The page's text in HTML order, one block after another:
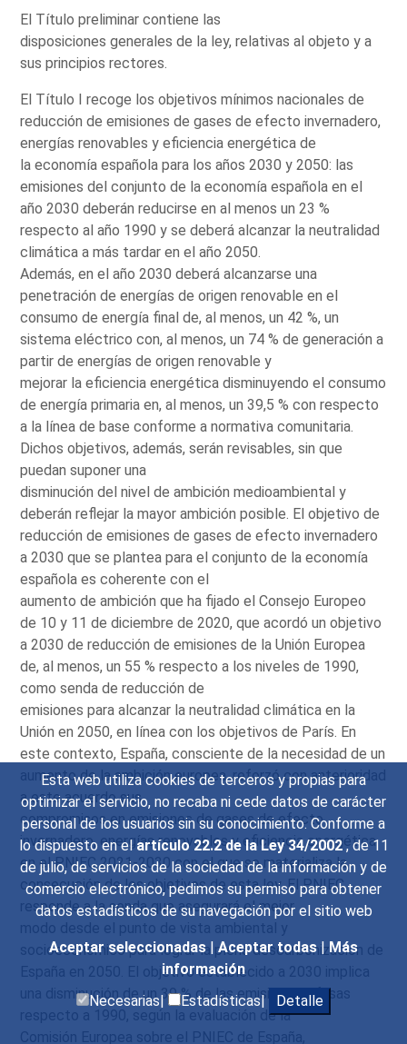
Esta web utiliza cookies de terceros y propias para
optimizar el servicio, no recaba ni cede datos de carácter
personal de los usuarios sin su conocimiento. Conforme a
lo dispuesto en elartículo 22.2 de la Ley 34/2002, de 11
de julio, de servicios de la sociedad de la información y de
comercio electrónico, pedimos su permiso para obtener
datos estadísticos de su navegación por el sitio web
Aceptar seleccionadas|Aceptar todas|Más
información
Necesarias|
Estadísticas| Detalle
El Título preliminar contiene las
disposiciones generales de la ley, relativas al objeto y a
sus principios rectores.
El Título I recoge los objetivos mínimos nacionales de
reducción de emisiones de gases de efecto invernadero,
energías renovables y eficiencia energética de
la economía española para los años 2030 y 2050: las
emisiones del conjunto de la economía española en el
año 2030 deberán reducirse en al menos un 23 %
respecto al año 1990 y se deberá alcanzar la neutralidad
climática a más tardar en el año 2050.
Además, en el año 2030 deberá alcanzarse una
penetración de energías de origen renovable en el
consumo de energía final de, al menos, un 42 %, un
sistema eléctrico con, al menos, un 74 % de generación a
partir de energías de origen renovable y
mejorar la eficiencia energética disminuyendo el consumo
de energía primaria en, al menos, un 39,5 % con respecto
a la línea de base conforme a normativa comunitaria.
Dichos objetivos, además, serán revisables, sin que
puedan suponer una
disminución del nivel de ambición medioambiental y
deberán reflejar la mayor ambición posible. El objetivo de
reducción de emisiones de gases de efecto invernadero
a 2030 que se plantea para el conjunto de la economía
española es coherente con el
aumento de ambición que ha fijado el Consejo Europeo
de 10 y 11 de diciembre de 2020, que acordó un objetivo
a 2030 de reducción de emisiones de la Unión Europea
de, al menos, un 55 % respecto a los niveles de 1990,
como senda de reducción de
emisiones para alcanzar la neutralidad climática en la
Unión en 2050, en línea con los objetivos de París. En
este contexto, España, consciente de la necesidad de un
aumento de la ambición europea, reforzó con anterioridad
a este acuerdo sus
compromisos en emisiones de gases de efecto
invernadero, energías renovables y eficiencia energética
en el PNIEC 2021-2030 con el que se materializa la
consecución de los objetivos de esta ley. El PNIEC
responde a la senda que asegurará el mejor
modo desde el punto de vista ambiental y
socioeconómico para lograr la plena descarbonización de
España en 2050. El objetivo establecido a 2030 implica
una disminución de un 39 % de las emisiones difusas
respecto a 1990, según la evaluación de la
Comisión Europea sobre el PNIEC de España,